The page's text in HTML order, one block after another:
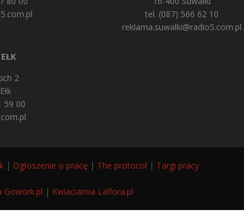
2
59 00
tel. (087) 566 62 10
reklama.suwalki@radio5.com.pl
| Ogłoszenie o pracę | The protocol | Targi pracy
Gowork.pl | Kwiaciarnia Laflora.pl